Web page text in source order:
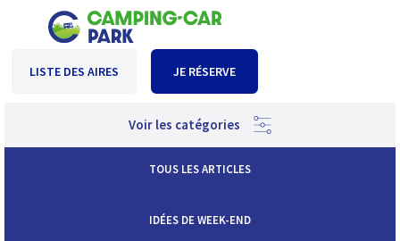
LISTE DES AIRES JE RÉSERVE
Voir les catégories
TOUS LES ARTICLES
IDÉES DE WEEK-END